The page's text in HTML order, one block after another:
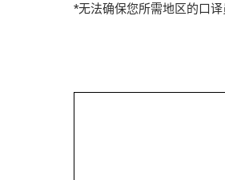
*无法确保您所需地区的口译